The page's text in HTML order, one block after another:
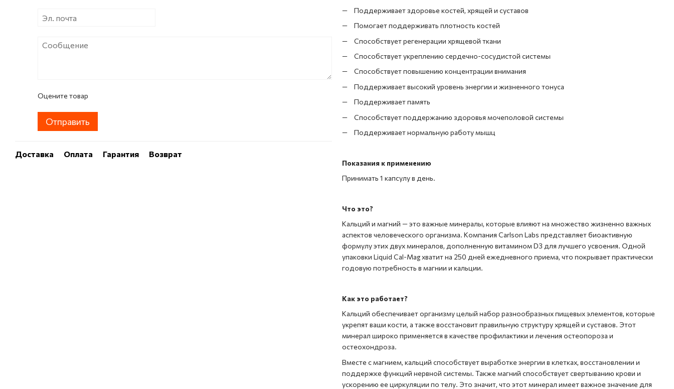
Оцените товар
Отправить
Доставка Оплата Гарантия Возврат
Поддерживает здоровье костей, хрящей и суставов
Помогает поддерживать плотность костей
Способствует регенерации хрящевой ткани
Способствует укреплению сердечно-сосудистой системы
Способствует повышению концентрации внимания
Поддерживает высокий уровень энергии и жизненного тонуса
Поддерживает память
Способствует поддержанию здоровья мочеполовой системы
Поддерживает нормальную работу мышц
Показания к применению
Принимать 1 капсулу в день.
Что это?
Кальций и магний — это важные минералы, которые влияют на множество жизненно важных
аспектов человеческого организма. Компания Carlson Labs представляет биоактивную
формулу этих двух минералов, дополненную витамином D3 для лучшего усвоения. Одной
упаковки Liquid Cal-Mag хватит на 250 дней ежедневного приема, что покрывает практически
годовую потребность в магнии и кальции.
Как это работает?
Кальций обеспечивает организму целый набор разнообразных пищевых элементов, которые
укрепят ваши кости, а также восстановит правильную структуру хрящей и суставов. Этот
минерал широко применяется в качестве профилактики и лечения остеопороза и
остеохондроза.
Вместе с магнием, кальций способствует выработке энергии в клетках, восстановлении и
поддержке функций нервной системы. Также магний способствует свертыванию крови и
ускорению ее циркуляции по телу. Это значит, что этот минерал имеет важное значение для